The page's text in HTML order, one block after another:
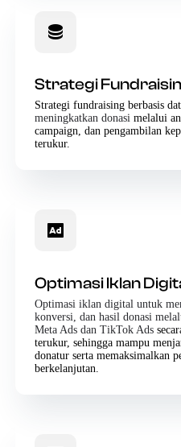
Strategi
Strategi fundraising berbasis
meningkatkan donasi melalui
campaign, dan pengambilan
terukur.
Optimasi Iklan
Optimasi iklan digital untuk
konversi, dan hasil donasi
Meta Ads dan TikTok Ads
terukur, sehingga mampu
donatur serta memaksimalkan
berkelanjutan.